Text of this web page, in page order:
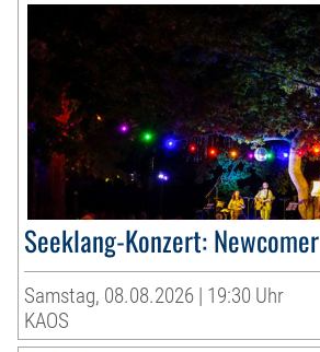
Seeklang-Konzert: Newcomer
Samstag, 08.08.2026 | 19:30 Uhr
KAOS